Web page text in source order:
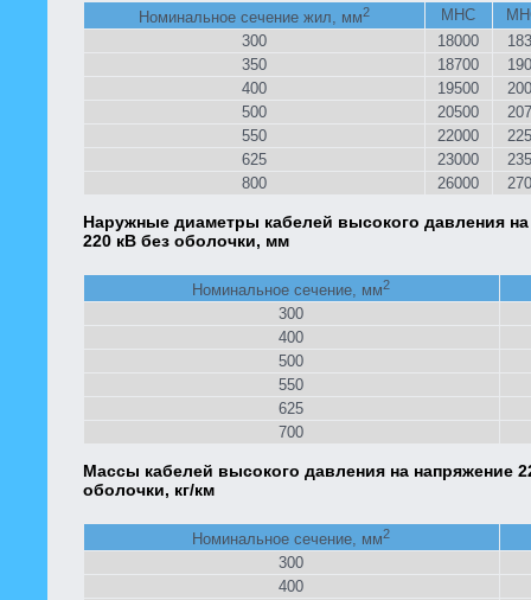
Номинальное сечение жил, мм2 МНС
300
18000
350
18700
400
19500
500
20500
550
22000
625
23000
800
26000
Наружные диаметры кабелей высокого давления
220 кВ без оболочки, мм
Номинальное сечение, мм2
300
400
500
550
625
700
Массы кабелей высокого давления на напряжение
оболочки, кг/км
Номинальное сечение, мм2
300
400